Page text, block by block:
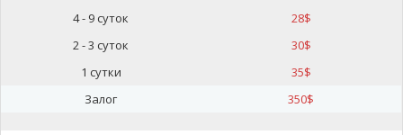
4 - 9 суток
28$
2 - 3 суток
30$
1 сутки
35$
Залог
350$